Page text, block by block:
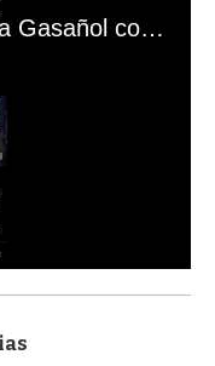
El mal momento de Yanina Gasañol con un hincha argentino en "Subrayado"